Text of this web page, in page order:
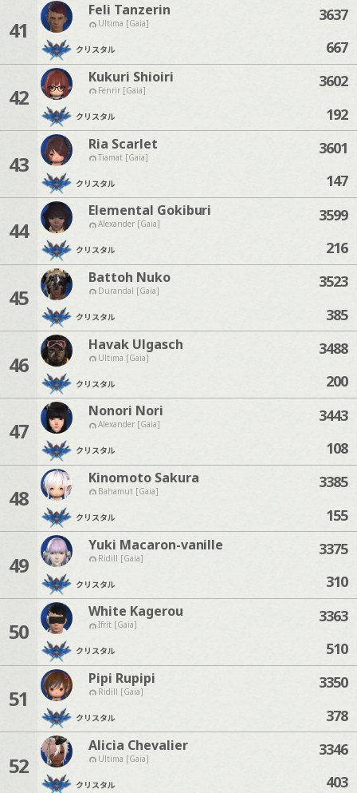
41
Feli Tanzerin
Ultima [Gaia]
クリスタル
3637
667
42
Kukuri Shioiri
Fenrir [Gaia]
クリスタル
3602
192
43
Ria Scarlet
Tiamat [Gaia]
クリスタル
3601
147
44
Elemental Gokiburi
Alexander [Gaia]
クリスタル
3599
216
45
Battoh Nuko
Durandal [Gaia]
クリスタル
3523
385
46
Havak Ulgasch
Ultima [Gaia]
クリスタル
3488
200
47
Nonori Nori
Alexander [Gaia]
クリスタル
3443
108
48
Kinomoto Sakura
Bahamut [Gaia]
クリスタル
3385
155
49
Yuki Macaron-vanille
Ridill [Gaia]
クリスタル
3375
310
50
White Kagerou
Ifrit [Gaia]
クリスタル
3363
510
51
Pipi Rupipi
Ridill [Gaia]
クリスタル
3350
378
52
Alicia Chevalier
Ultima [Gaia]
クリスタル
3346
403